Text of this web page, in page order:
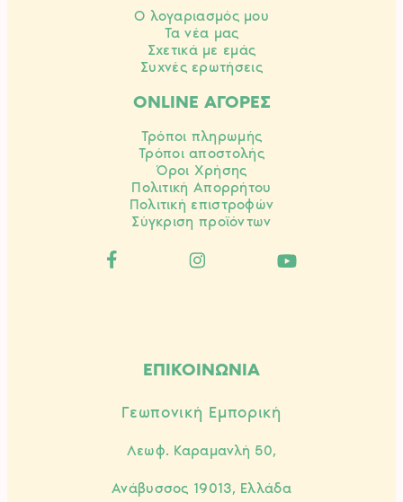
Ο λογαριασμός μου
Τα νέα μας
Σχετικά με εμάς
Συχνές ερωτήσεις
ONLINE ΑΓΟΡΕΣ
Τρόποι πληρωμής
Τρόποι αποστολής
Όροι Χρήσης
Πολιτική Απορρήτου
Πολιτική επιστροφών
Σύγκριση προϊόντων
ΕΠΙΚΟΙΝΩΝΙΑ
Γεωπονική Εμπορική
Λεωφ. Καραμανλή 50,
Ανάβυσσος 19013, Ελλάδα